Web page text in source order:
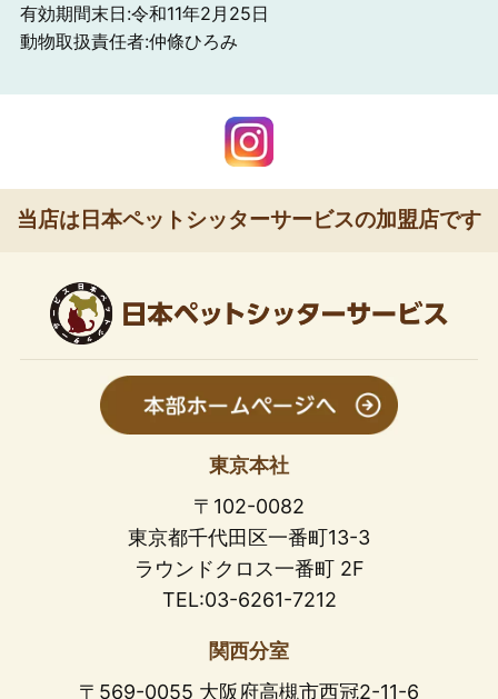
有効期間末日:令和11年2月25日
動物取扱責任者:仲條ひろみ
当店は日本ペットシッターサービスの加盟店です
東京本社
〒102-0082
東京都千代田区一番町13-3
ラウンドクロス一番町 2F
TEL:03-6261-7212
関西分室
〒569-0055 大阪府高槻市西冠2-11-6